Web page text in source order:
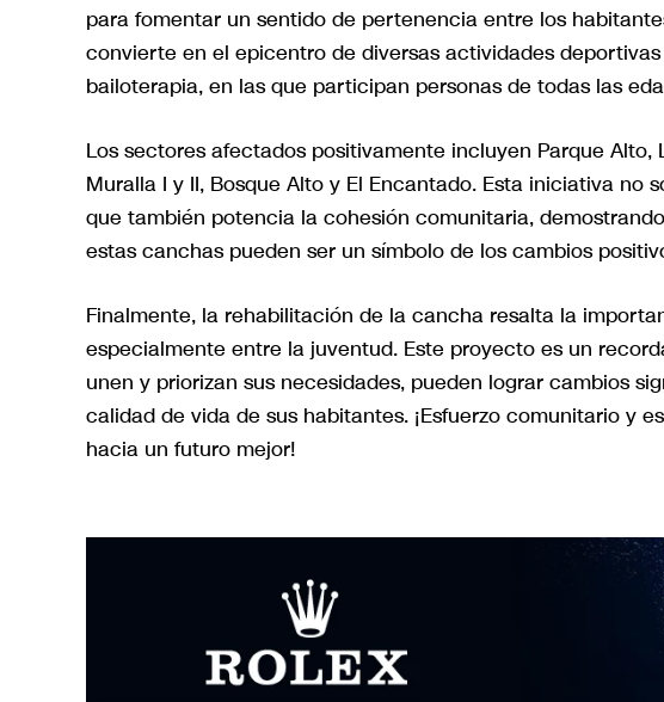
para fomentar un sentido de pertenencia entre los
convierte en el epicentro de diversas actividades
bailoterapia, en las que participan personas de todas las
Los sectores afectados positivamente incluyen Parque Alto,
Muralla I y II, Bosque Alto y El Encantado. Esta iniciativa no
que también potencia la cohesión comunitaria,
estas canchas pueden ser un símbolo de los cambios
Finalmente, la rehabilitación de la cancha resalta la
especialmente entre la juventud. Este proyecto es un
unen y priorizan sus necesidades, pueden lograr cambios
calidad de vida de sus habitantes. ¡Esfuerzo comunitario y
hacia un futuro mejor!